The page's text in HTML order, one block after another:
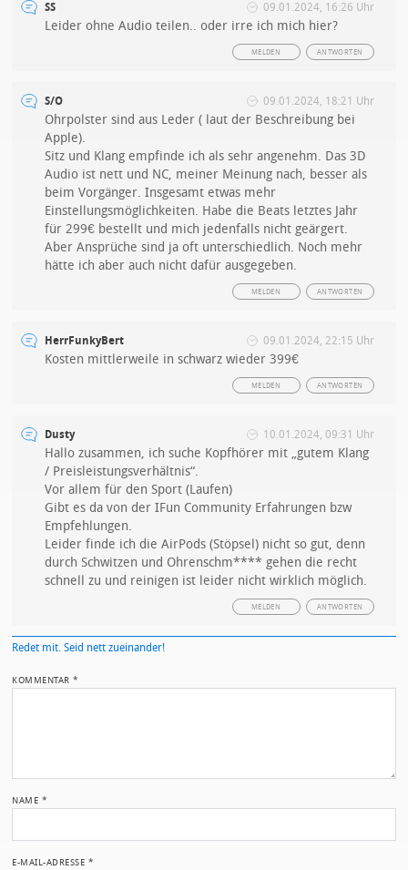
SS 09.01.2024, 16:26 Uhr
Leider ohne Audio teilen.. oder irre ich mich hier?
ANTWORTEN
MELDEN
S/O 09.01.2024, 18:21 Uhr
Ohrpolster sind aus Leder ( laut der Beschreibung bei
Apple).
Sitz und Klang empfinde ich als sehr angenehm. Das 3D
Audio ist nett und NC, meiner Meinung nach, besser als
beim Vorgänger. Insgesamt etwas mehr
Einstellungsmöglichkeiten. Habe die Beats letztes Jahr
für 299€ bestellt und mich jedenfalls nicht geärgert.
Aber Ansprüche sind ja oft unterschiedlich. Noch mehr
hätte ich aber auch nicht dafür ausgegeben.
ANTWORTEN
MELDEN
HerrFunkyBert 09.01.2024, 22:15 Uhr
Kosten mittlerweile in schwarz wieder 399€
ANTWORTEN
MELDEN
Dusty 10.01.2024, 09:31 Uhr
Hallo zusammen, ich suche Kopfhörer mit „gutem Klang
/ Preisleistungsverhältnis“.
Vor allem für den Sport (Laufen)
Gibt es da von der IFun Community Erfahrungen bzw
Empfehlungen.
Leider finde ich die AirPods (Stöpsel) nicht so gut, denn
durch Schwitzen und Ohrenschm**** gehen die recht
schnell zu und reinigen ist leider nicht wirklich möglich.
ANTWORTEN
MELDEN
Redet mit. Seid nett zueinander!
KOMMENTAR*
NAME *
E-MAIL-ADRESSE *